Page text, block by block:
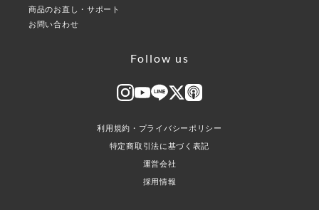
商品のお直し・サポート
お問い合わせ
Follow us
利用規約・プライバシーポリシー
特定商取引法に基づく表記
運営会社
採用情報